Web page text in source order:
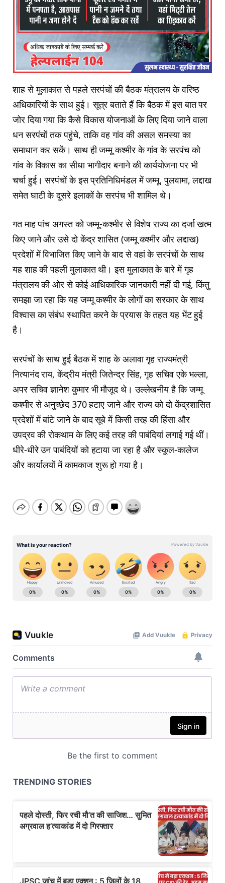
शाह से मुलाकात से पहले सरपंचों की बैठक मंत्रालय के वरिष्ठ
अधिकारियों के साथ हुई। सूत्र बताते हैं कि बैठक में इस बात पर
जोर दिया गया कि कैसे विकास योजनाओं के लिए दिया जाने वाला
धन सरपंचों तक पहुंचे, ताकि वह गांव की असल समस्या का
समाधान कर सकें। साथ ही जम्मू कश्मीर के गांव के सरपंच को
गांव के विकास का सीधा भागीदार बनाने की कार्ययोजना पर भी
चर्चा हुई। सरपंचों के इस प्रतिनिधिमंडल में जम्मू, पुलवामा, लद्दाख
समेत घाटी के दूसरे इलाकों के सरपंच भी शामिल थे।
गत माह पांच अगस्त को जम्मू-कश्मीर से विशेष राज्य का दर्जा खत्म
किए जाने और उसे दो केंद्र शासित (जम्मू कश्मीर और लद्दाख)
प्रदेशों में विभाजित किए जाने के बाद से वहां के सरपंचों के साथ
यह शाह की पहली मुलाकात थी। इस मुलाकात के बारे में गृह
मंत्रालय की ओर से कोई आधिकारिक जानकारी नहीं दी गई, किंतु
समझा जा रहा कि यह जम्मू कश्मीर के लोगों का सरकार के साथ
विश्वास का संबंध स्थापित करने के प्रयास के तहत यह भेंट हुई
है।
सरपंचों के साथ हुई बैठक में शाह के अलावा गृह राज्यमंत्री
नित्यानंद राय, केंद्रीय मंत्री जितेन्द्र सिंह, गृह सचिव एके भल्ला,
अपर सचिव ज्ञानेश कुमार भी मौजूद थे। उल्लेखनीय है कि जम्मू
कश्मीर से अनुच्छेद 370 हटाए जाने और राज्य को दो केंद्रशासित
प्रदेशों में बांटे जाने के बाद सूबे में किसी तरह की हिंसा और
उपद्रव की रोकथाम के लिए कई तरह की पाबंदियां लगाई गई थीं।
धीरे-धीरे उन पाबंदियों को हटाया जा रहा है और स्कूल-कालेज
और कार्यालयों में कामकाज शुरू हो गया है।